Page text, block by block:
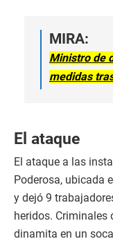
MIRA:
Ministro de
medidas
El ataque
El ataque a las
Poderosa, ubicada
y dejó 9
heridos. Criminales
dinamita en un